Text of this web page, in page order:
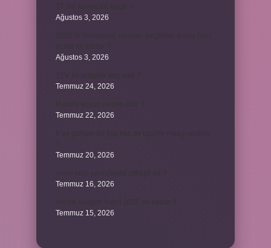
Ağustos 3, 2026
Ağustos 3, 2026
Temmuz 24, 2026
Temmuz 22, 2026
Temmuz 20, 2026
Temmuz 16, 2026
Temmuz 15, 2026